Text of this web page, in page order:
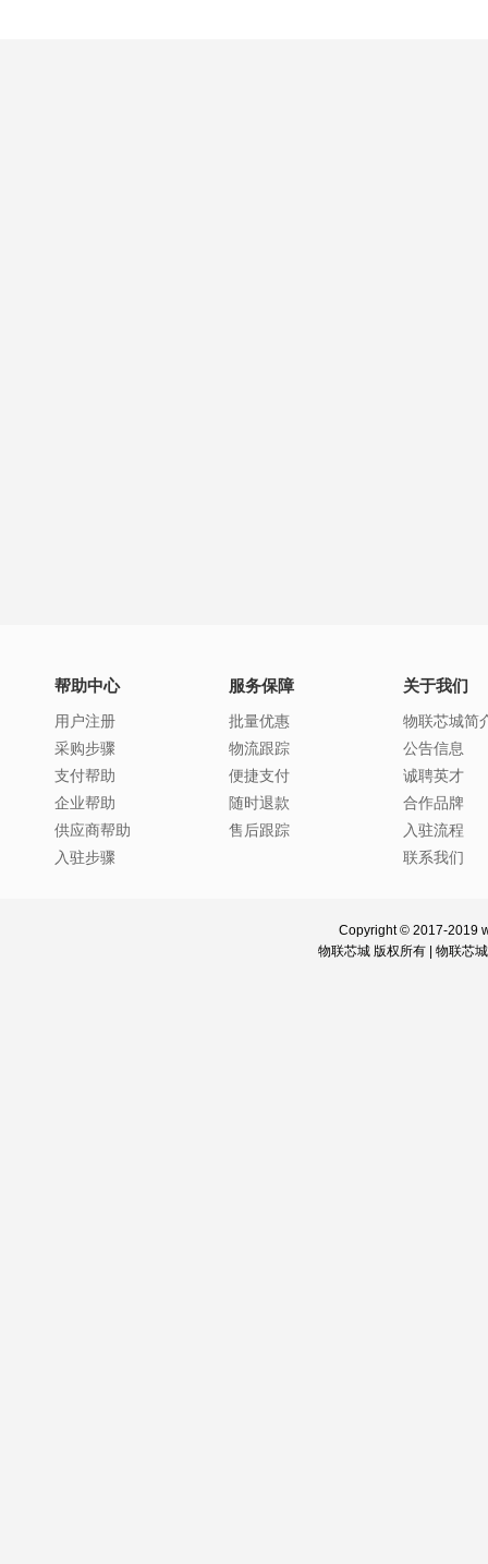
帮助中心
用户注册
采购步骤
支付帮助
企业帮助
供应商帮助
入驻步骤
服务保障
批量优惠
物流跟踪
便捷支付
随时退款
售后跟踪
关于我们
物联芯城简
公告信息
诚聘英才
合作品牌
入驻流程
联系我们
Copyright © 2017-2019
物联芯城 版权所有 | 物联芯